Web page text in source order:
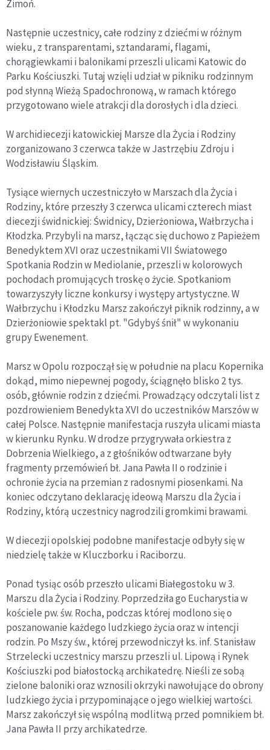
Zimoń.
Następnie uczestnicy, całe rodziny z dziećmi w różnym
wieku, z transparentami, sztandarami, flagami,
chorągiewkami i balonikami przeszli ulicami Katowic do
Parku Kościuszki. Tutaj wzięli udział w pikniku rodzinnym
pod słynną Wieżą Spadochronową, w ramach którego
przygotowano wiele atrakcji dla dorosłych i dla dzieci.
W archidiecezji katowickiej Marsze dla Życia i Rodziny
zorganizowano 3 czerwca także w Jastrzębiu Zdroju i
Wodzisławiu Śląskim.
Tysiące wiernych uczestniczyło w Marszach dla Życia i
Rodziny, które przeszły 3 czerwca ulicami czterech miast
diecezji świdnickiej: Świdnicy, Dzierżoniowa, Wałbrzycha i
Kłodzka. Przybyli na marsz, łącząc się duchowo z Papieżem
Benedyktem XVI oraz uczestnikami VII Światowego
Spotkania Rodzin w Mediolanie, przeszli w kolorowych
pochodach promujących troskę o życie. Spotkaniom
towarzyszyły liczne konkursy i występy artystyczne. W
Wałbrzychu i Kłodzku Marsz zakończył piknik rodzinny, a w
Dzierżoniowie spektakl pt. "Gdybyś śnił" w wykonaniu
grupy Ewenement.
Marsz w Opolu rozpoczął się w południe na placu Kopernika
dokąd, mimo niepewnej pogody, ściągnęło blisko 2 tys.
osób, głównie rodzin z dziećmi. Prowadzący odczytali list z
pozdrowieniem Benedykta XVI do uczestników Marszów w
całej Polsce. Następnie manifestacja ruszyła ulicami miasta
w kierunku Rynku. W drodze przygrywała orkiestra z
Dobrzenia Wielkiego, a z głośników odtwarzane były
fragmenty przemówień bł. Jana Pawła II o rodzinie i
ochronie życia na przemian z radosnymi piosenkami. Na
koniec odczytano deklarację ideową Marszu dla Życia i
Rodziny, którą uczestnicy nagrodzili gromkimi brawami.
W diecezji opolskiej podobne manifestacje odbyły się w
niedzielę także w Kluczborku i Raciborzu.
Ponad tysiąc osób przeszło ulicami Białegostoku w 3.
Marszu dla Życia i Rodziny. Poprzedziła go Eucharystia w
kościele pw. św. Rocha, podczas której modlono się o
poszanowanie każdego ludzkiego życia oraz w intencji
rodzin. Po Mszy św., której przewodniczył ks. inf. Stanisław
Strzelecki uczestnicy marszu przeszli ul. Lipową i Rynek
Kościuszki pod białostocką archikatedrę. Nieśli ze sobą
zielone baloniki oraz wznosili okrzyki nawołujące do obrony
ludzkiego życia i przypominające o jego wielkiej wartości.
Marsz zakończył się wspólną modlitwą przed pomnikiem bł.
Jana Pawła II przy archikatedrze.